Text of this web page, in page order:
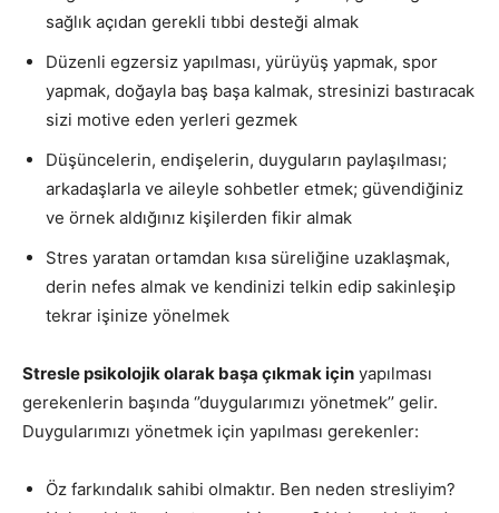
sağlık açıdan gerekli tıbbi desteği almak
Düzenli egzersiz yapılması, yürüyüş yapmak, spor
yapmak, doğayla baş başa kalmak, stresinizi bastıracak
sizi motive eden yerleri gezmek
Düşüncelerin, endişelerin, duyguların paylaşılması;
arkadaşlarla ve aileyle sohbetler etmek; güvendiğiniz
ve örnek aldığınız kişilerden fikir almak
Stres yaratan ortamdan kısa süreliğine uzaklaşmak,
derin nefes almak ve kendinizi telkin edip sakinleşip
tekrar işinize yönelmek
Stresle psikolojik olarak başa çıkmak için yapılması
gerekenlerin başında ‘’duygularımızı yönetmek’’ gelir.
Duygularımızı yönetmek için yapılması gerekenler:
Öz farkındalık sahibi olmaktır. Ben neden stresliyim?